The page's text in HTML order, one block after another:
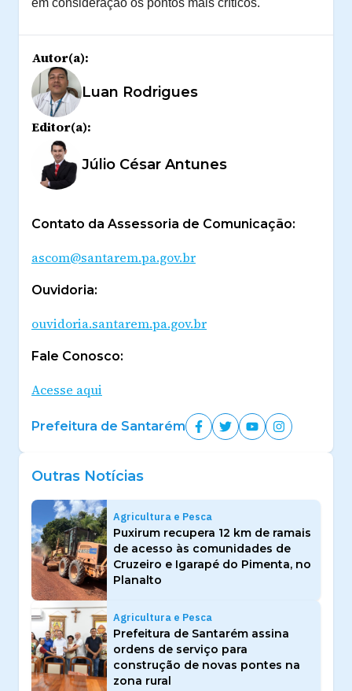
em consideração os pontos mais críticos.
Autor(a):
Luan Rodrigues
Editor(a):
Júlio César Antunes
Contato da Assessoria de Comunicação:
ascom@santarem.pa.gov.br
Ouvidoria:
ouvidoria.santarem.pa.gov.br
Fale Conosco:
Acesse aqui
Prefeitura de Santarém
Outras Notícias
Agricultura e Pesca
Puxirum recupera 12 km de ramais
de acesso às comunidades de
Cruzeiro e Igarapé do Pimenta, no
Planalto
Agricultura e Pesca
Prefeitura de Santarém assina
ordens de serviço para
construção de novas pontes na
zona rural